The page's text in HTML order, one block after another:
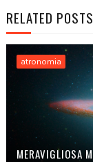
RELATED POSTS
atronomia
MERAVIGLIOSA